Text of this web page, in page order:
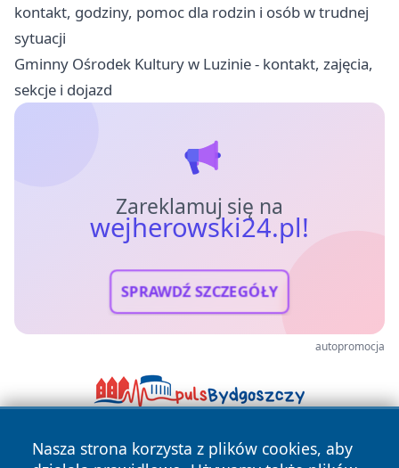
kontakt, godziny, pomoc dla rodzin i osób w trudnej
sytuacji
Gminny Ośrodek Kultury w Luzinie - kontakt, zajęcia,
sekcje i dojazd
Zareklamuj się na
wejherowski24.pl!
SPRAWDŹ SZCZEGÓŁY
autopromocja
Nasza strona korzysta z plików cookies, aby